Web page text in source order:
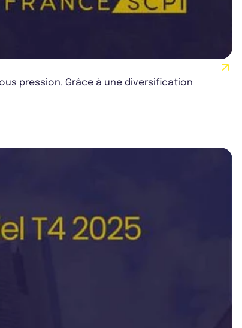
pression. Grâce à une diversification